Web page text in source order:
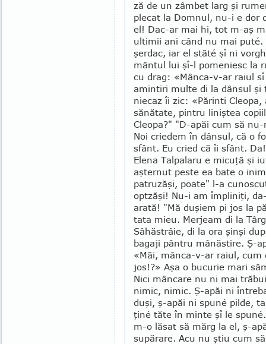
ză de un zâmbet larg şi
plecat la Domnul, nu-i e dor
el! Dac-ar mai hi, tot m-aş
ultimii ani când nu mai puté.
şerdac, iar el stăté şî ni
mântul lui şî-l pomeniesc la
cu drag: «Mânca-v-ar raiul
amin­tiri multe di la dân­­sul şi
niecaz îi zic: «Părinti
sănătate, pintru liniştea
Cleopa?" "D-apăi cum să
Noi criedem în dân­sul, că o
sfânt. Eu cried că îi sfânt.
Elena Talpalaru e micuţă şi
aşternut peste ea bate o
patruzăşi, poa­te" l-a
optzăşi! Nu-i am împliniţi,
arată! "Mă duşiem pi jos la
tata mieu. Merjeam di la
Sâhăstrâie, di la ora şinşi
bagaji pântru mânăs­tire. Ş-
«Măi, mânca-v-ar raiul,
jos!?» Aşa o bucurie mari
Nici mâncare nu ni mai
nimic, nimic. Ş-apăi ni
duşi, ş-apăi ni spuné pilde,
ţiné tăte în minte şî le
m-o lăsat să mărg la el, ş-
supărare. Acu nu ştiu cum